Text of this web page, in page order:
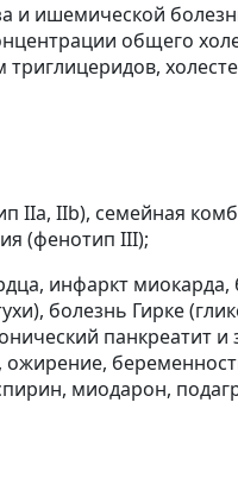
и ишемической
общего
триглицеридов,
IIa, IIb), семейная
(фенотип III);
инфаркт
болезнь Гирке
панкреатит
миодарон,